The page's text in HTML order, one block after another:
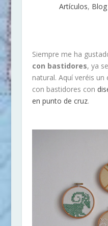
Artículos, Blog
Siempre me ha
con bastidores, ya
natural. Aquí veréis
con bastidores con
en punto de cruz.